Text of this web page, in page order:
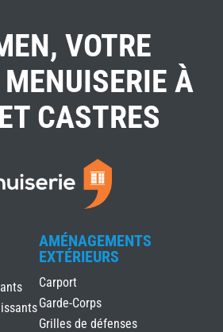
VOTRE
À
CASTRES
AMÉNAGEMENTS
EXTÉRIEURS
Carport
Garde-Corps
Grilles de défenses